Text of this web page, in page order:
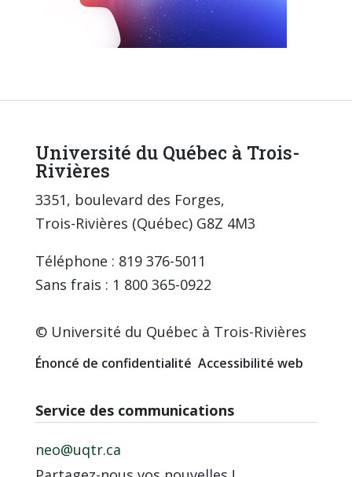
Université du Québec à Trois-
Rivières
3351, boulevard des Forges,
Trois-Rivières (Québec) G8Z 4M3
Téléphone : 819 376-5011
Sans frais : 1 800 365-0922
© Université du Québec à Trois-Rivières
Énoncé de confidentialité Accessibilité web
Service des communications
neo@uqtr.ca